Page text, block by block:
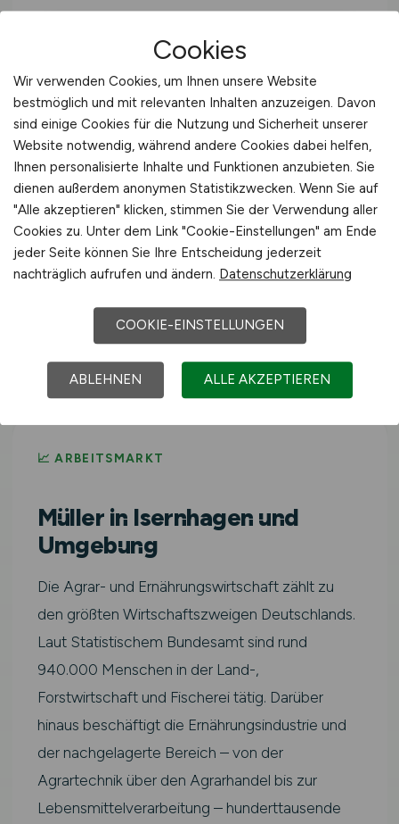
Müller deutschlandweit
Müller in Niedersachsen
Müller in Wedemark
Müller in Rinteln
Müller in Wolfsburg
📈 ARBEITSMARKT
Müller in Isernhagen und
Umgebung
Die Agrar- und Ernährungswirtschaft zählt zu
den größten Wirtschaftszweigen Deutschlands.
Laut Statistischem Bundesamt sind rund
940.000 Menschen in der Land-,
Forstwirtschaft und Fischerei tätig. Darüber
hinaus beschäftigt die Ernährungsindustrie und
der nachgelagerte Bereich – von der
Agrartechnik über den Agrarhandel bis zur
Lebensmittelverarbeitung – hunderttausende
Cookies
Wir verwenden Cookies, um Ihnen unsere Website
bestmöglich und mit relevanten Inhalten anzuzeigen. Davon
sind einige Cookies für die Nutzung und Sicherheit unserer
Website notwendig, während andere Cookies dabei helfen,
Ihnen personalisierte Inhalte und Funktionen anzubieten. Sie
dienen außerdem anonymen Statistikzwecken. Wenn Sie auf
"Alle akzeptieren" klicken, stimmen Sie der Verwendung aller
Cookies zu. Unter dem Link "Cookie-Einstellungen" am Ende
jeder Seite können Sie Ihre Entscheidung jederzeit
nachträglich aufrufen und ändern. Datenschutzerklärung
COOKIE-EINSTELLUNGEN
ABLEHNEN ALLE AKZEPTIEREN